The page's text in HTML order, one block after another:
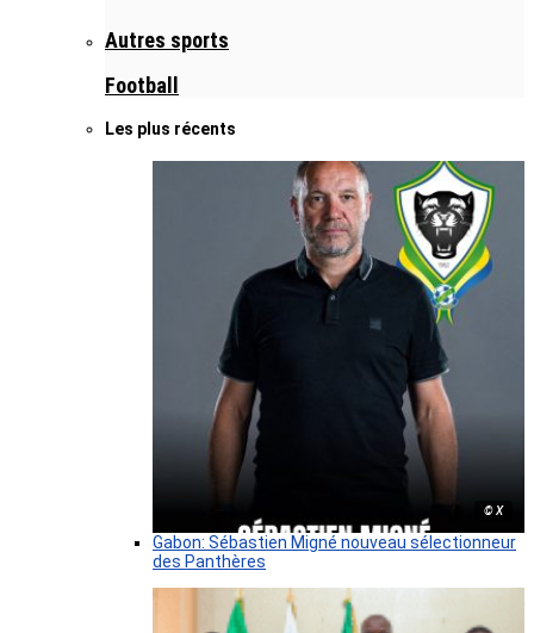
Autres sports
Football
Les plus récents
© X
Gabon: Sébastien Migné nouveau sélectionneur
des Panthères